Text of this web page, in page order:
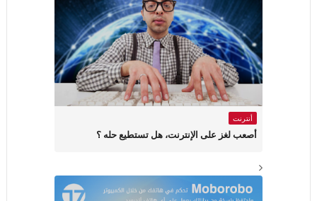
أنترنت
أصعب لغز على الإنترنت، هل تستطيع حله ؟